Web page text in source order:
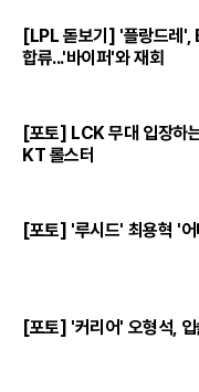
[LPL 돋보기] '플랑드레',
합류...'바이퍼'와 재회
[포토] LCK 무대 입장하
KT 롤스터
[포토] '루시드' 최용혁 '어
[포토] '커리어' 오형석, 입